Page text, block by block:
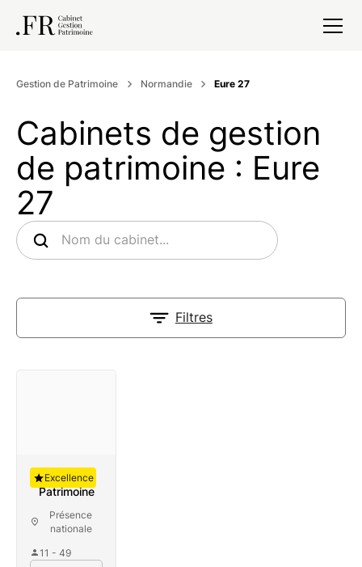
Gestion de Patrimoine Normandie Eure 27
Cabinets de gestion
de patrimoine : Eure
27
Filtres
Auguste
Patrimoine
Présence
nationale
11 - 49
Excellence